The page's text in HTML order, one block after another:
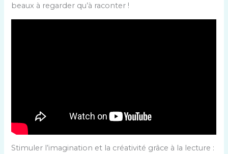
beaux à regarder qu’à raconter !
Stimuler l’imagination et la créativité grâce à la lecture :